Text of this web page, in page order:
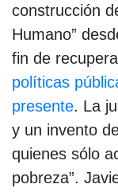
construcción
Humano”
fin de
políticas
presente. La
y un invento
quienes sólo
pobreza”.